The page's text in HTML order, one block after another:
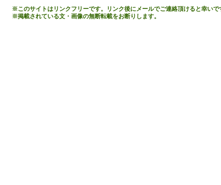
※このサイトはリンクフリーです。リンク後にメールでご連絡頂けると幸いで
※掲載されている文・画像の無断転載をお断りします。